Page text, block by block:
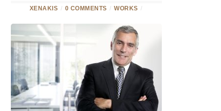
XENAKIS / 0 COMMENTS / WORKS /